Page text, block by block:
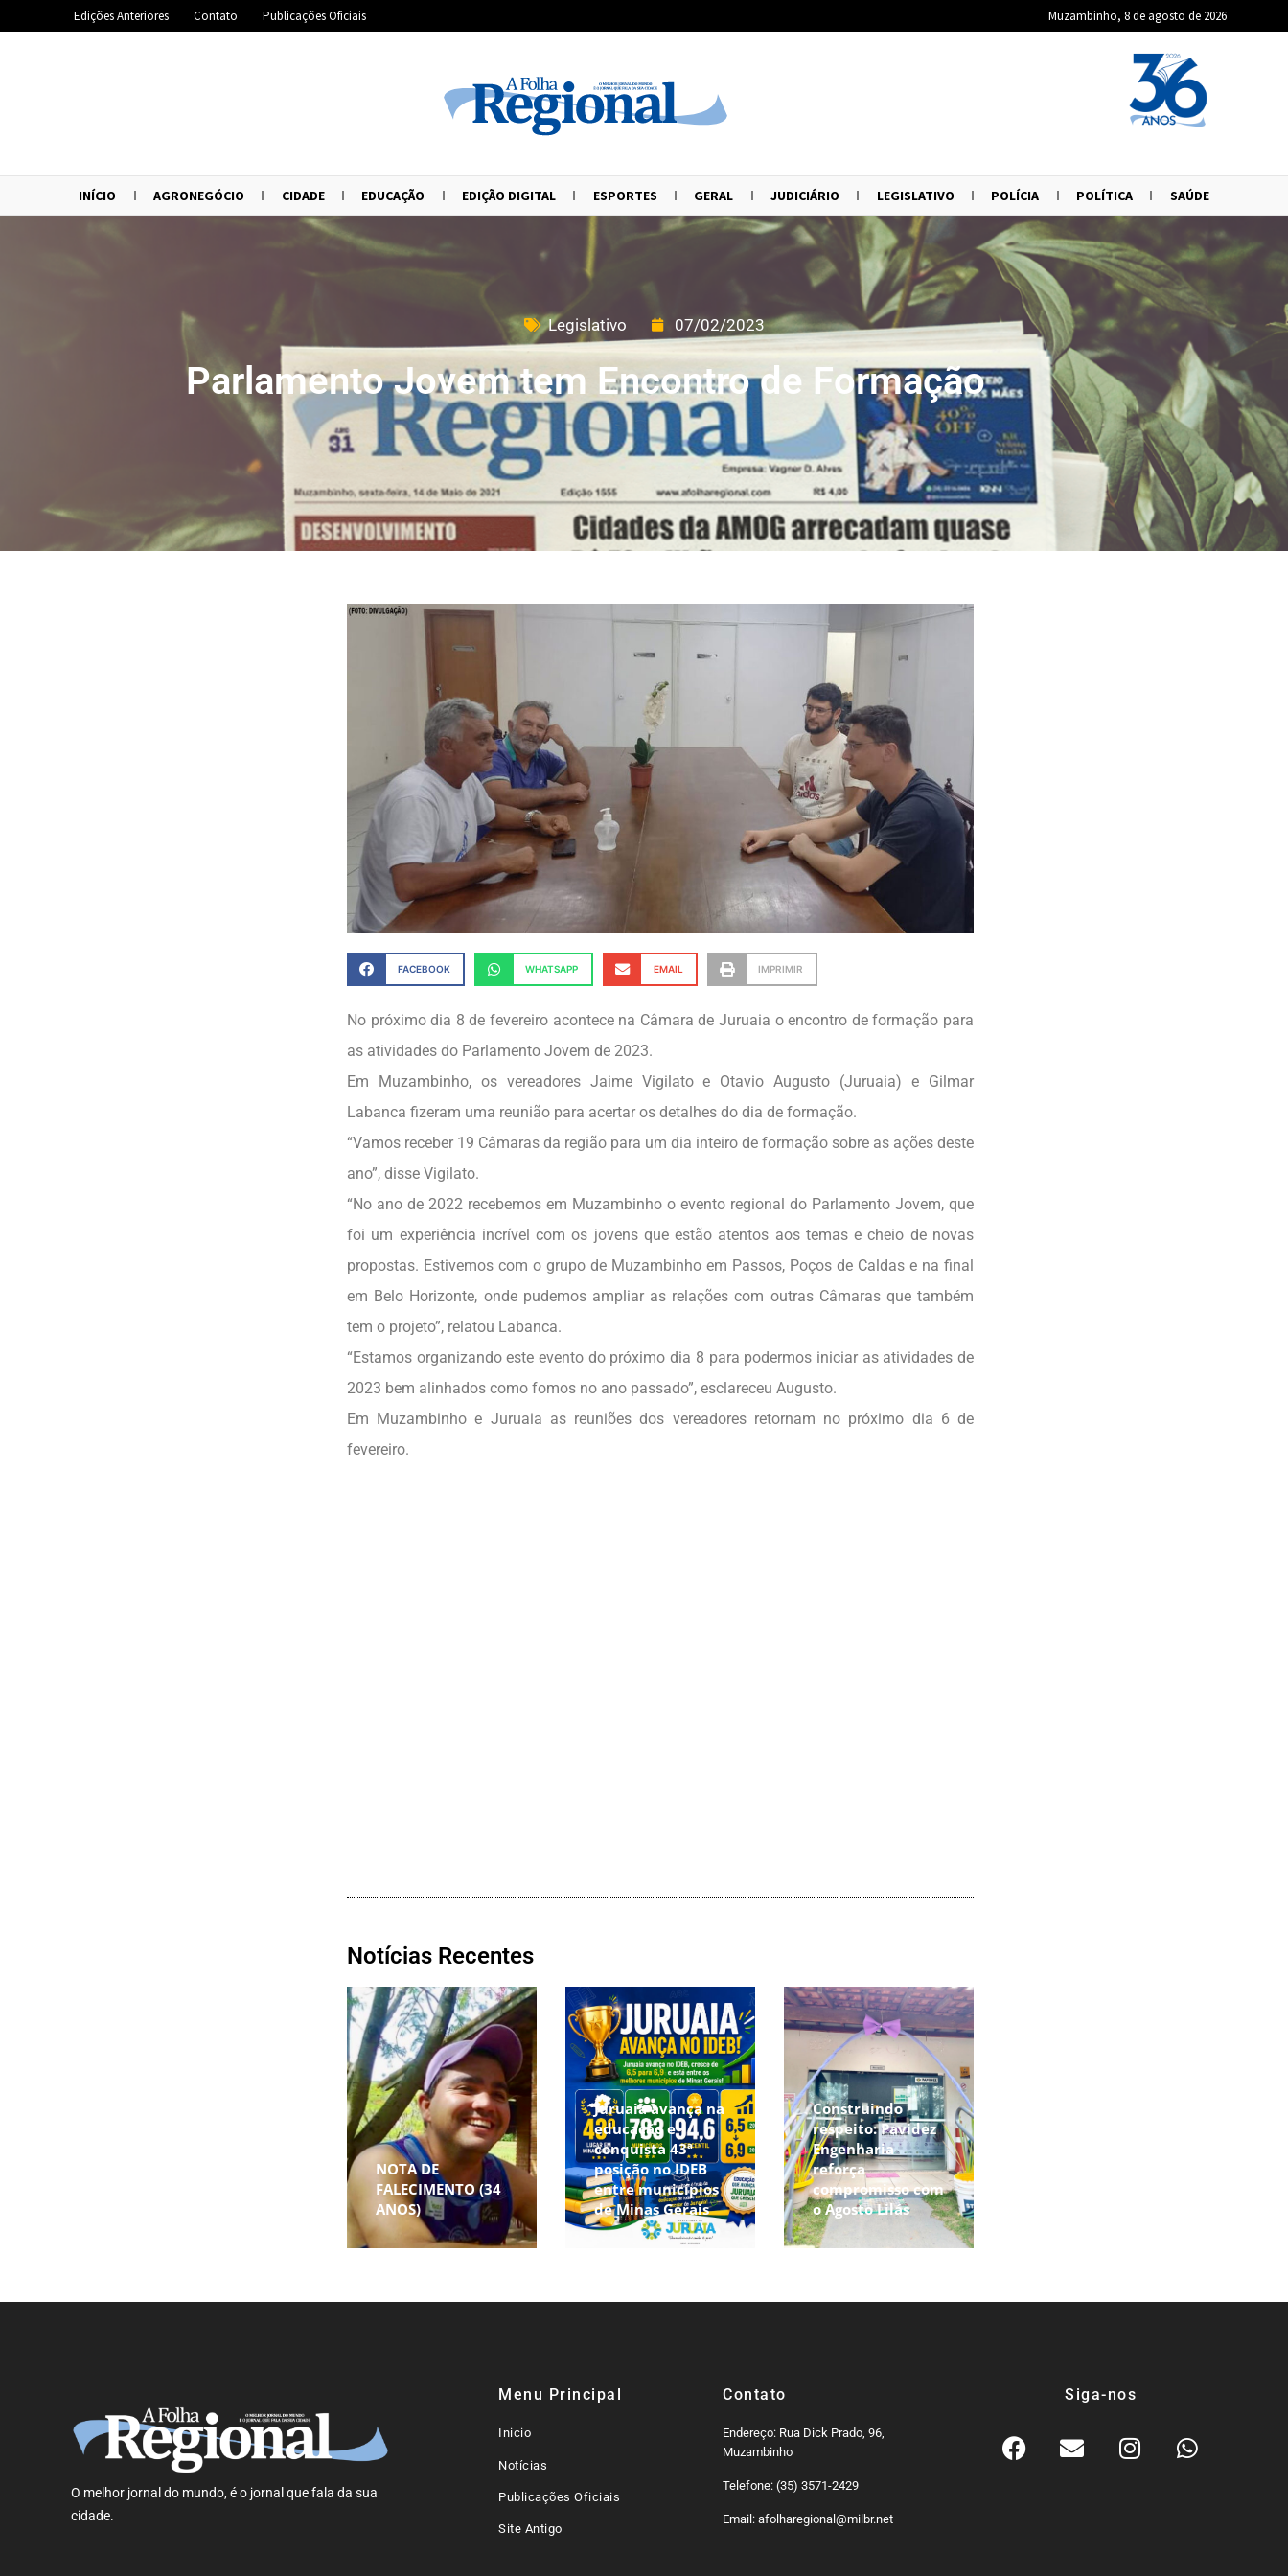
Edições Anteriores Contato Publicações Oficiais Muzambinho, 8 de agosto de 2026
INÍCIO AGRONEGÓCIO CIDADE EDUCAÇÃO EDIÇÃO DIGITAL ESPORTES GERAL JUDICIÁRIO LEGISLATIVO POLÍCIA POLÍTICA SAÚDE
Legislativo 07/02/2023
Parlamento Jovem tem Encontro de Formação
FACEBOOK WHATSAPP EMAIL IMPRIMIR
No próximo dia 8 de fevereiro acontece na Câmara de Juruaia o encontro de formação para
as atividades do Parlamento Jovem de 2023.
Em Muzambinho, os vereadores Jaime Vigilato e Otavio Augusto (Juruaia) e Gilmar
Labanca fizeram uma reunião para acertar os detalhes do dia de formação.
“Vamos receber 19 Câmaras da região para um dia inteiro de formação sobre as ações deste
ano”, disse Vigilato.
“No ano de 2022 recebemos em Muzambinho o evento regional do Parlamento Jovem, que
foi um experiência incrível com os jovens que estão atentos aos temas e cheio de novas
propostas. Estivemos com o grupo de Muzambinho em Passos, Poços de Caldas e na final
em Belo Horizonte, onde pudemos ampliar as relações com outras Câmaras que também
tem o projeto”, relatou Labanca.
“Estamos organizando este evento do próximo dia 8 para podermos iniciar as atividades de
2023 bem alinhados como fomos no ano passado”, esclareceu Augusto.
Em Muzambinho e Juruaia as reuniões dos vereadores retornam no próximo dia 6 de
fevereiro.
Notícias Recentes
NOTA DE
FALECIMENTO (34
ANOS)
Juruaia avança na
educação e
conquista 43ª
posição no IDEB
entre municípios
de Minas Gerais
Construindo
respeito: Pavidez
Engenharia
reforça
compromisso com
o Agosto Lilás
O melhor jornal do mundo, é o jornal que fala da sua
cidade.
Menu Principal
Inicio
Notícias
Publicações Oficiais
Site Antigo
Contato
Endereço: Rua Dick Prado, 96,
Muzambinho
Telefone: (35) 3571-2429
Email: afolharegional@milbr.net
Siga-nos